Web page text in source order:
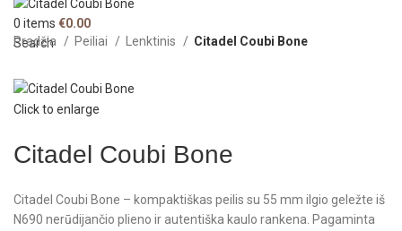
0 items €0.00
Search
Pradžia Peiliai Lenktinis Citadel Coubi Bone
Click to enlarge
Citadel Coubi Bone
Citadel Coubi Bone – kompaktiškas peilis su 55 mm ilgio geležte iš
N690 nerūdijančio plieno ir autentiška kaulo rankena. Pagaminta